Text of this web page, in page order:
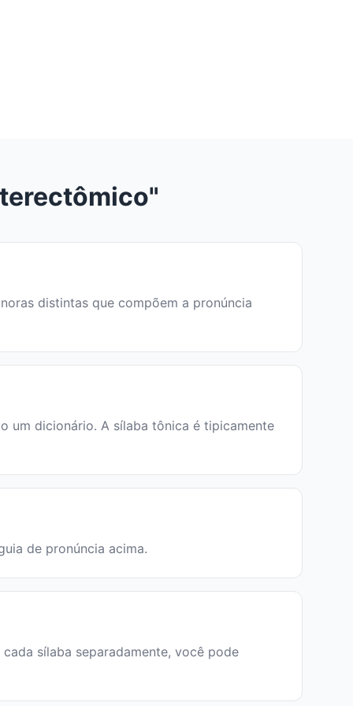
distintas que compõem a pronúncia
um dicionário. A sílaba tônica é tipicamente
de pronúncia acima.
cada sílaba separadamente, você pode